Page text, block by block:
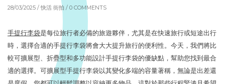
28/03/2025 / 快活 街拍 / 0 COMMENTS
手提行李袋是每位旅行者必備的旅遊夥伴，尤其是在快速旅行或短途出行
時，選擇合適的手提行李袋將會大大提升旅行的便利性。今天，我們將比
較可擴展型、折疊型和多功能設計手提行李袋的優缺點，幫助您找到最合
適的選擇。可擴展型手提行李袋以其變化多端的容量著稱，無論是出差還